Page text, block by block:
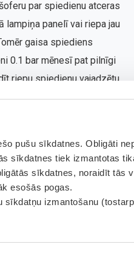
pušu sīkdatnes. Obligāti
sīkdatnes tiek izmantotas
sīkdatnes, noraidīt tās
esošās pogas.
sīkdatņu izmantošanu
par spiedienu atceras
lampiņa panelī vai riepa jau
gaisa spiediens
0.1 bar mēnesī pat pilnīgi
riepu spiedienu vajadzētu
garāka brauciena un
piemēram, uznākot
sliktāka vadāmība vai
tā ir pirmā pazīme, ka
padoms: izmanto
uzticies nolietotajiem